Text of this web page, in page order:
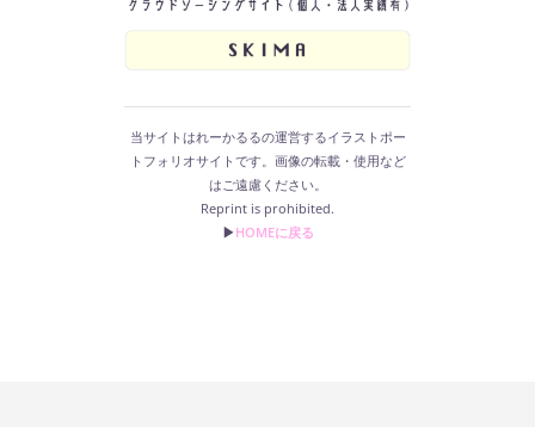
当サイトはれーかるるの運営するイラストポー
トフォリオサイトです。画像の転載・使用など
はご遠慮ください。
Reprint is prohibited.
▶︎HOMEに戻る